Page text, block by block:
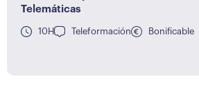
Telemáticas
10H Teleformación Bonificable